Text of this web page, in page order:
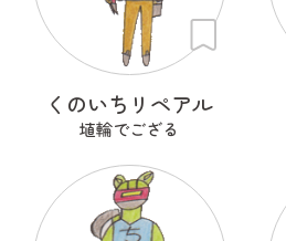
くのいちリペアル
埴輪でござる